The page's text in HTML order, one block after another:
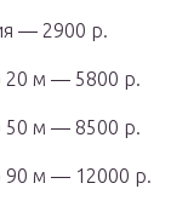
— 2900 р.
20 м — 5800 р.
50 м — 8500 р.
90 м — 12000 р.